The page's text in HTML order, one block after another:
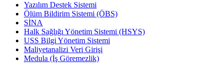
Yazılım Destek Sistemi
Ölüm Bildirim Sistemi (ÖBS)
SİNA
Halk Sağlığı Yönetim Sistemi (HSYS)
USS Bilgi Yönetim Sistemi
Maliyetanalizi Veri Girişi
Medula (İş Göremezlik)